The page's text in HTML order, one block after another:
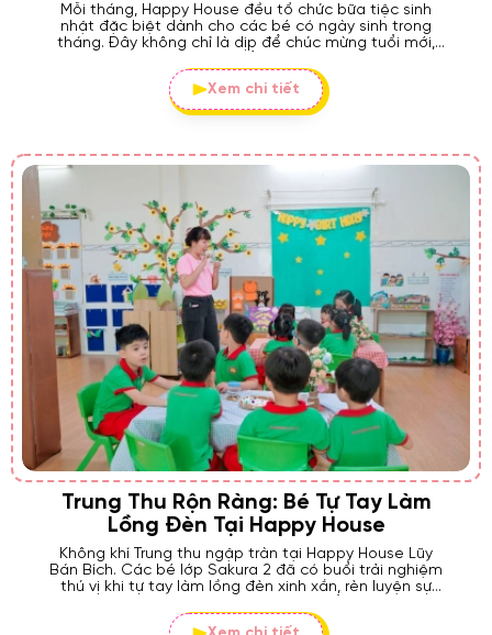
Mỗi tháng, Happy House đều tổ chức bữa tiệc sinh
nhật đặc biệt dành cho các bé có ngày sinh trong
tháng. Đây không chỉ là dịp để chúc mừng tuổi mới,
tình yêu thương và sự gắn kết từ thầy cô, bạn bè.
Xem chi tiết
Trung Thu Rộn Ràng: Bé Tự Tay Làm
Lồng Đèn Tại Happy House
Không khí Trung thu ngập tràn tại Happy House Lũy
Bán Bích. Các bé lớp Sakura 2 đã có buổi trải nghiệm
thú vị khi tự tay làm lồng đèn xinh xắn, rèn luyện sự